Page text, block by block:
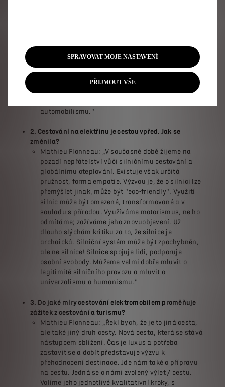
přijatelným. Cílem průvodce bylo uklidnit řidiče
tím, že jim nabídne podporu na silnici, pro větší
bezpečnost. U společnosti DS Automobiles je
charkteristická průkopnická linka a spojení s
automobilismu."
2. Cestování na elektřinu je cestou vpřed. Jak se
změnila?
Mathieu Flonneau: „V současné době žijeme na
pozadí nepřátelství vůči silničnímu cestování a
globálnímu oteplování. Existuje však určitá
pružnost, forma empatie. Výzvou je, že o silnici lze
přemýšlet jinak, může být "eco-friendly". Využití
silnic může být omezené, transformované a v
souladu s přírodou. Využíváme motorismus, ne ho
odmítáme; zažíváme jeho znovuobjevení. Už
dlouho slýchám kritiku za to, že silnice je
archaická. Silniční systém může být zpochybněn,
ale ne silnice! Silnice spojuje lidi, podporuje
osobní svobody. Můžeme velmi dobře mluvit o
legitimitě silničního provozu a mluvit o
univerzalismu a humanismu."
3. Do jaké míry cestování elektromobilem proměňuje
zážitek z cestování a turismu?
Mathieu Flonneau: „Řekl bych, že je to jiná cesta,
ale také jiný druh cesty. Nová cesta, která se stává
nástupcem sblížení. Čas je luxus a potřeba
zastavit se a dobít představuje výzvu k
přehodnocení destinace. Jde nám také o přípravu
na cestu. Jedná se o námi zvolený výlet / cestu.
Volíme jeho jednotlivé kvalitativní kroky, s
SPRAVOVAT MOJE NASTAVENÍ
PŘIJMOUT VŠE